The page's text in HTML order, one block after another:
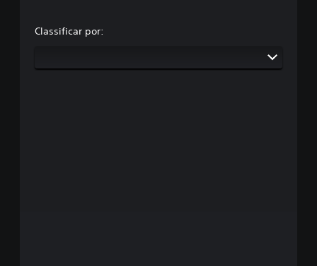
Classificar por: